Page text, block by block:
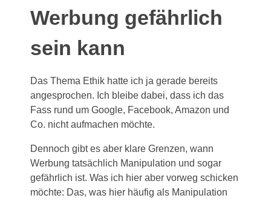
Werbung gefährlich
sein kann
Das Thema Ethik hatte ich ja gerade bereits
angesprochen. Ich bleibe dabei, dass ich das
Fass rund um Google, Facebook, Amazon und
Co. nicht aufmachen möchte.
Dennoch gibt es aber klare Grenzen, wann
Werbung tatsächlich Manipulation und sogar
gefährlich ist. Was ich hier aber vorweg schicken
möchte: Das, was hier häufig als Manipulation